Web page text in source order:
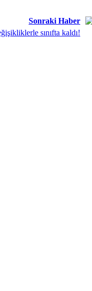
Sonraki Haber
sınıfta kaldı!